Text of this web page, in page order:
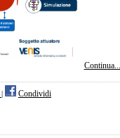
Continua...
Condividi